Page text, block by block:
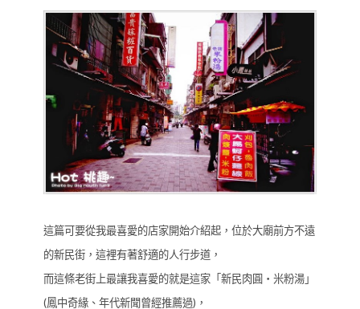
這篇可要從我最喜愛的店家開始介紹起，位於大廟前方不遠
的新民街，這裡有著舒適的人行步道，
而這條老街上最讓我喜愛的就是這家「新民肉圓‧米粉湯」
(鳳中奇緣、年代新聞曾經推薦過)，